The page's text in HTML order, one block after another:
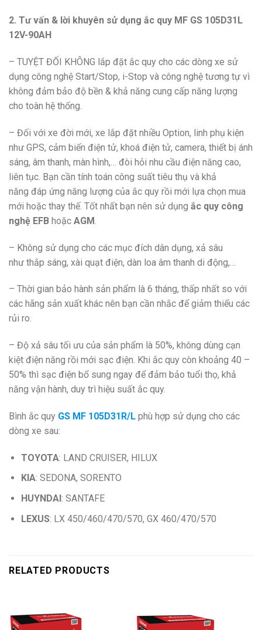
2. Tư vấn & lời khuyên sử dụng ắc quy MF GS 105D31L
12V-90AH
– TUYỆT ĐỐI KHÔNG lắp đặt ắc quy cho các dòng xe sử
dụng công nghệ Start/Stop, i-Stop và công nghệ tương tự vì
không đảm bảo độ bền & khả năng cung cấp năng lượng
cho toàn hệ thống.
– Đối với xe đời mới, xe lắp đặt nhiều Option, linh phụ kiện
như GPS, cảm biến điện tử, khoá điện tử, camera, thiết bị ánh
sáng, âm thanh, màn hình,… đòi hỏi nhu cầu điện năng cao,
liên tục. Bạn cần tính toán công suất tiêu thụ và khả
năng đáp ứng năng lượng của ắc quy rồi mới lựa chọn mua
mới hoặc thay thế. Tốt nhất bạn nên sử dụng ắc quy công
nghệ EFB hoặc AGM.
– Không sử dụng cho các mục đích dân dụng, xả sâu
như thắp sáng, xài quạt điện, dàn loa âm thanh di động,…
– Thời gian bảo hành sản phẩm là 6 tháng, thấp nhất so với
các hãng sản xuất khác nên bạn cần nhắc để giảm thiểu các
rủi ro.
– Độ xả sâu tối ưu của sản phẩm là 50%, không dùng cạn
kiệt điện năng rồi mới sạc điện. Khi ắc quy còn khoảng 40 –
50% thì sạc điện bổ sung ngay để đảm bảo tuổi thọ, khả
năng vận hành, duy trì hiệu suất ắc quy.
Bình ắc quy GS MF 105D31R/L phù hợp sử dụng cho các
dòng xe sau:
TOYOTA: LAND CRUISER, HILUX
KIA: SEDONA, SORENTO
HUYNDAI: SANTAFE
LEXUS: LX 450/460/470/570, GX 460/470/570
RELATED PRODUCTS